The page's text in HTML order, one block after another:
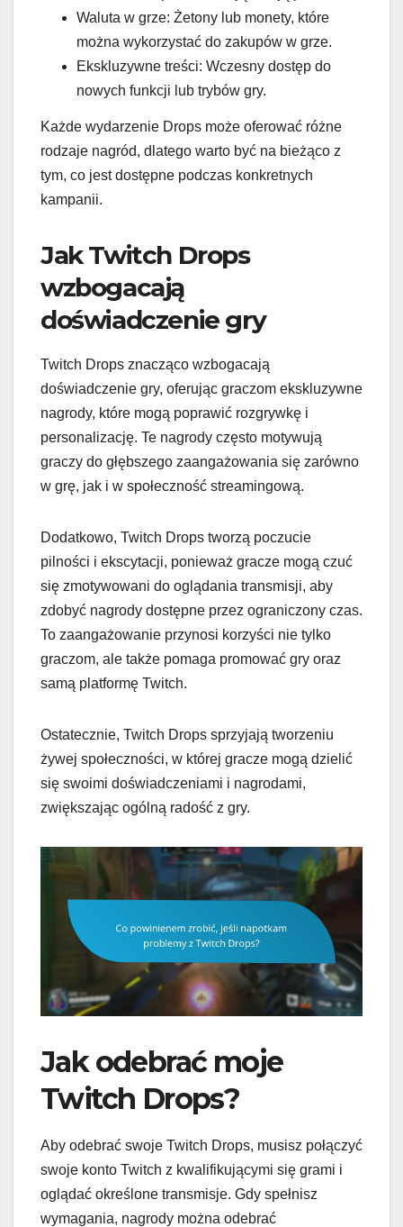
Waluta w grze: Żetony lub monety, które
można wykorzystać do zakupów w grze.
Ekskluzywne treści: Wczesny dostęp do
nowych funkcji lub trybów gry.
Każde wydarzenie Drops może oferować różne
rodzaje nagród, dlatego warto być na bieżąco z
tym, co jest dostępne podczas konkretnych
kampanii.
Jak Twitch Drops
wzbogacają
doświadczenie gry
Twitch Drops znacząco wzbogacają
doświadczenie gry, oferując graczom ekskluzywne
nagrody, które mogą poprawić rozgrywkę i
personalizację. Te nagrody często motywują
graczy do głębszego zaangażowania się zarówno
w grę, jak i w społeczność streamingową.
Dodatkowo, Twitch Drops tworzą poczucie
pilności i ekscytacji, ponieważ gracze mogą czuć
się zmotywowani do oglądania transmisji, aby
zdobyć nagrody dostępne przez ograniczony czas.
To zaangażowanie przynosi korzyści nie tylko
graczom, ale także pomaga promować gry oraz
samą platformę Twitch.
Ostatecznie, Twitch Drops sprzyjają tworzeniu
żywej społeczności, w której gracze mogą dzielić
się swoimi doświadczeniami i nagrodami,
zwiększając ogólną radość z gry.
Jak odebrać moje
Twitch Drops?
Aby odebrać swoje Twitch Drops, musisz połączyć
swoje konto Twitch z kwalifikującymi się grami i
oglądać określone transmisje. Gdy spełnisz
wymagania, nagrody można odebrać